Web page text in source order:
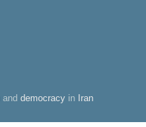
and democracy in Iran